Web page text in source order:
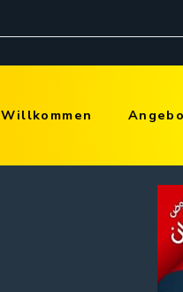
Willkommen